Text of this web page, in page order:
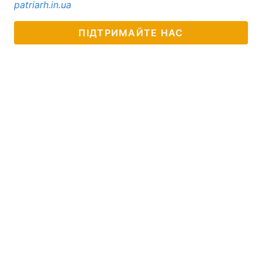
patriarh.in.ua
ПІДТРИМАЙТЕ НАС